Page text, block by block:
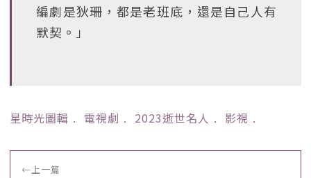
編劇是狄珊，都是老班底，還是自己人有
默契。」
星時光圖輯 ﹒ 電視劇 ﹒ 2023逝世名人 ﹒ 影視 ﹒
←上一篇